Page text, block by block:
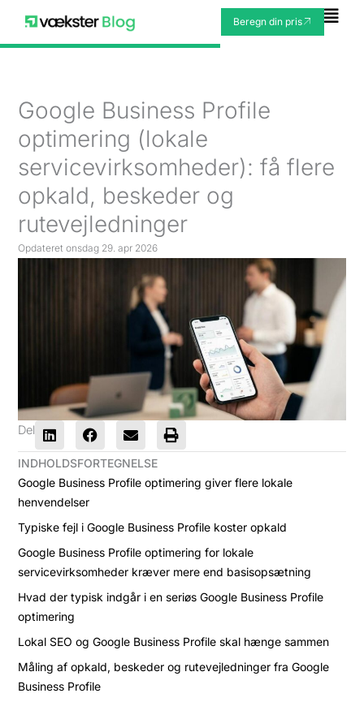
indholdet
Beregn din pris
Google Business Profile
optimering (lokale
servicevirksomheder): få flere
opkald, beskeder og
rutevejledninger
Opdateret onsdag 29. apr 2026
Del
INDHOLDSFORTEGNELSE
Google Business Profile optimering giver flere lokale
henvendelser
Typiske fejl i Google Business Profile koster opkald
Google Business Profile optimering for lokale
servicevirksomheder kræver mere end basisopsætning
Hvad der typisk indgår i en seriøs Google Business Profile
optimering
Lokal SEO og Google Business Profile skal hænge sammen
Måling af opkald, beskeder og rutevejledninger fra Google
Business Profile